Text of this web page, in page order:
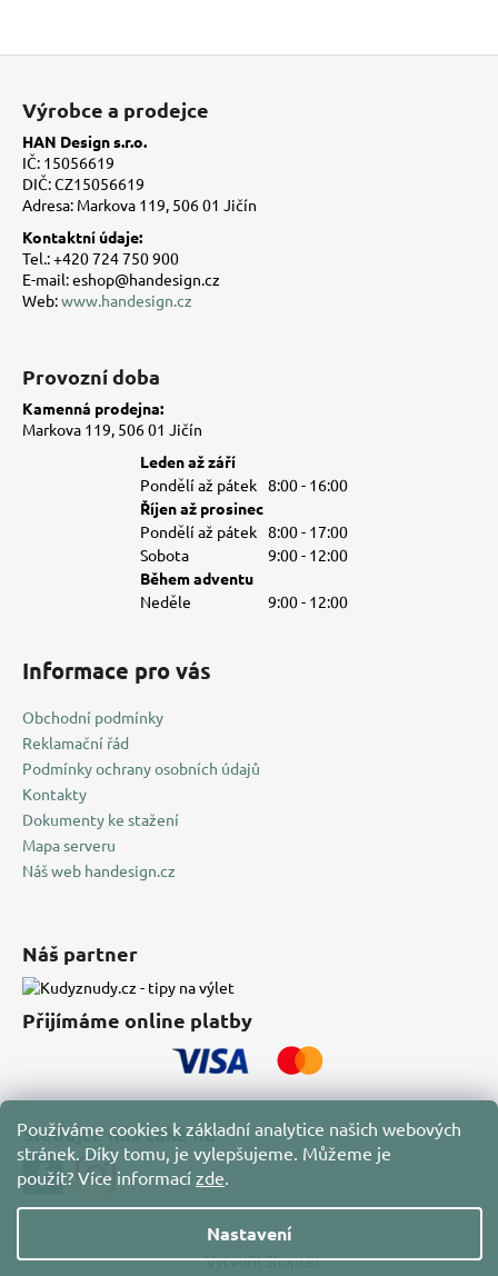
Používáme cookies k základní analytice našich webových
stránek. Díky tomu, je vylepšujeme. Můžeme je
použít? Více informací zde.
Nastavení
Výrobce a prodejce
HAN Design s.r.o.
IČ: 15056619
DIČ: CZ15056619
Adresa: Markova 119, 506 01 Jičín
Kontaktní údaje:
Tel.: +420 724 750 900
E-mail: eshop@handesign.cz
Web:www.handesign.cz
Provozní doba
Kamenná prodejna:
Markova 119, 506 01 Jičín
Leden až září
Pondělí až pátek 8:00 - 16:00
Říjen až prosinec
Pondělí až pátek 8:00 - 17:00
Sobota
9:00 - 12:00
Během adventu
Neděle
9:00 - 12:00
Informace pro vás
Obchodní podmínky
Reklamační řád
Podmínky ochrany osobních údajů
Kontakty
Dokumenty ke stažení
Mapa serveru
Náš web handesign.cz
Náš partner
Přijímáme online platby
Sledujte nás také na
Vytvořil Shoptet